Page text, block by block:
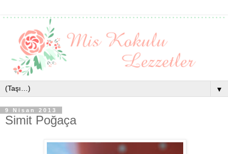
▼
9 Nisan 2013
Simit Poğaça